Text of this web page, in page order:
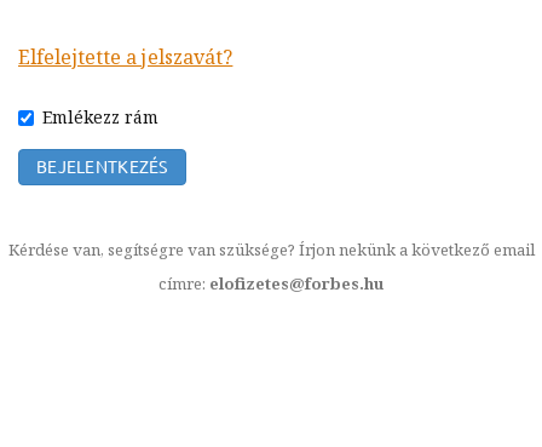
Elfelejtette a jelszavát?
Emlékezz rám
Kérdése van, segítségre van szüksége? Írjon nekünk a következő email
címre: elofizetes@forbes.hu